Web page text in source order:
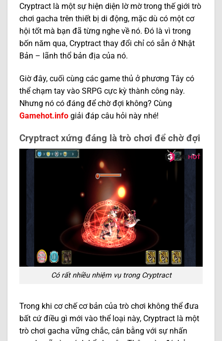
Cryptract là một sự hiện diện lờ mờ trong thế giới trò
chơi gacha trên thiết bị di động, mặc dù có một cơ
hội tốt mà bạn đã từng nghe về nó. Đó là vì trong
bốn năm qua, Cryptract thay đổi chỉ có sẵn ở Nhật
Bản – lãnh thổ bản địa của nó.
Giờ đây, cuối cùng các game thủ ở phương Tây có
thể chạm tay vào SRPG cực kỳ thành công này.
Nhưng nó có đáng để chờ đợi không? Cùng
Gamehot.info giải đáp câu hỏi này nhé!
Cryptract xứng đáng là trò chơi để chờ đợi
Có rất nhiều nhiệm vụ trong Cryptract
Trong khi cơ chế cơ bản của trò chơi không thể đưa
bất cứ điều gì mới vào thể loại này, Cryptract là một
trò chơi gacha vững chắc, cân bằng với sự nhấn